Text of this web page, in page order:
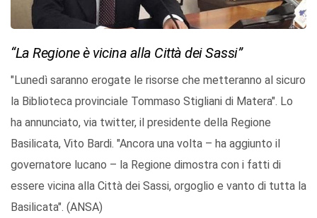
“La Regione è vicina alla Città dei Sassi”
"Lunedì saranno erogate le risorse che metteranno al sicuro
la Biblioteca provinciale Tommaso Stigliani di Matera". Lo
ha annunciato, via twitter, il presidente della Regione
Basilicata, Vito Bardi. "Ancora una volta – ha aggiunto il
governatore lucano – la Regione dimostra con i fatti di
essere vicina alla Città dei Sassi, orgoglio e vanto di tutta la
Basilicata". (ANSA)